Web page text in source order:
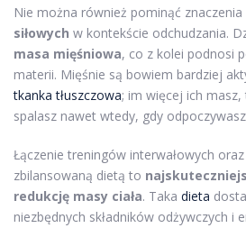
Nie można również pominąć znaczenia
siłowych w kontekście odchudzania.
masa mięśniowa, co z kolei podnosi
materii. Mięśnie są bowiem bardziej
tkanka tłuszczowa; im więcej ich
spalasz nawet wtedy, gdy
Łączenie treningów interwałowych
zbilansowaną dietą to
redukcję masy ciała. Taka dieta
niezbędnych składników odżywczych i